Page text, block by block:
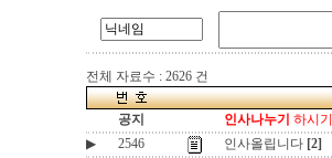
전체 자료수 : 2626 건
공지 인사나누기 하시
▶
2546 인사올립니다 [2]